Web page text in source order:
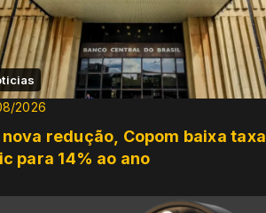
2026
nova redução, Copom baixa taxa
para 14% ao ano